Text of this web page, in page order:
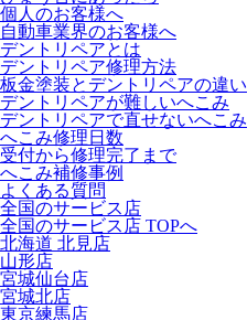
個人のお客様へ
自動車業界のお客様へ
デントリペアとは
デントリペア修理方法
板金塗装とデントリペアの違い
デントリペアが難しいへこみ
デントリペアで直せないへこみ
へこみ修理日数
受付から修理完了まで
へこみ補修事例
よくある質問
全国のサービス店
全国のサービス店 TOPへ
北海道 北見店
山形店
宮城仙台店
宮城北店
東京練馬店